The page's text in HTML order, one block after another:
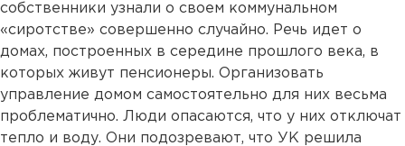
собственники узнали о своем коммунальном
«сиротстве» совершенно случайно. Речь идет о
домах, построенных в середине прошлого века, в
которых живут пенсионеры. Организовать
управление домом самостоятельно для них весьма
проблематично. Люди опасаются, что у них отключат
тепло и воду. Они подозревают, что УК решила